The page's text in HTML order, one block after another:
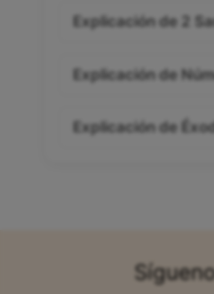
Explicación de 2
Explicación de
Explicación de